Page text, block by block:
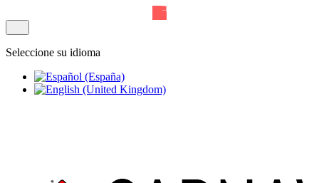
Seleccione su idioma